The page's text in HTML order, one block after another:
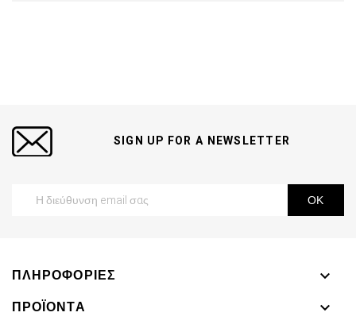
SIGN UP FOR A NEWSLETTER
ΠΛΗΡΟΦΟΡΊΕΣ

ΠΡΟΪΌΝΤΑ
